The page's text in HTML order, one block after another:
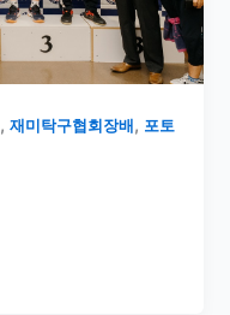
,재미탁구협회장배 , 포토